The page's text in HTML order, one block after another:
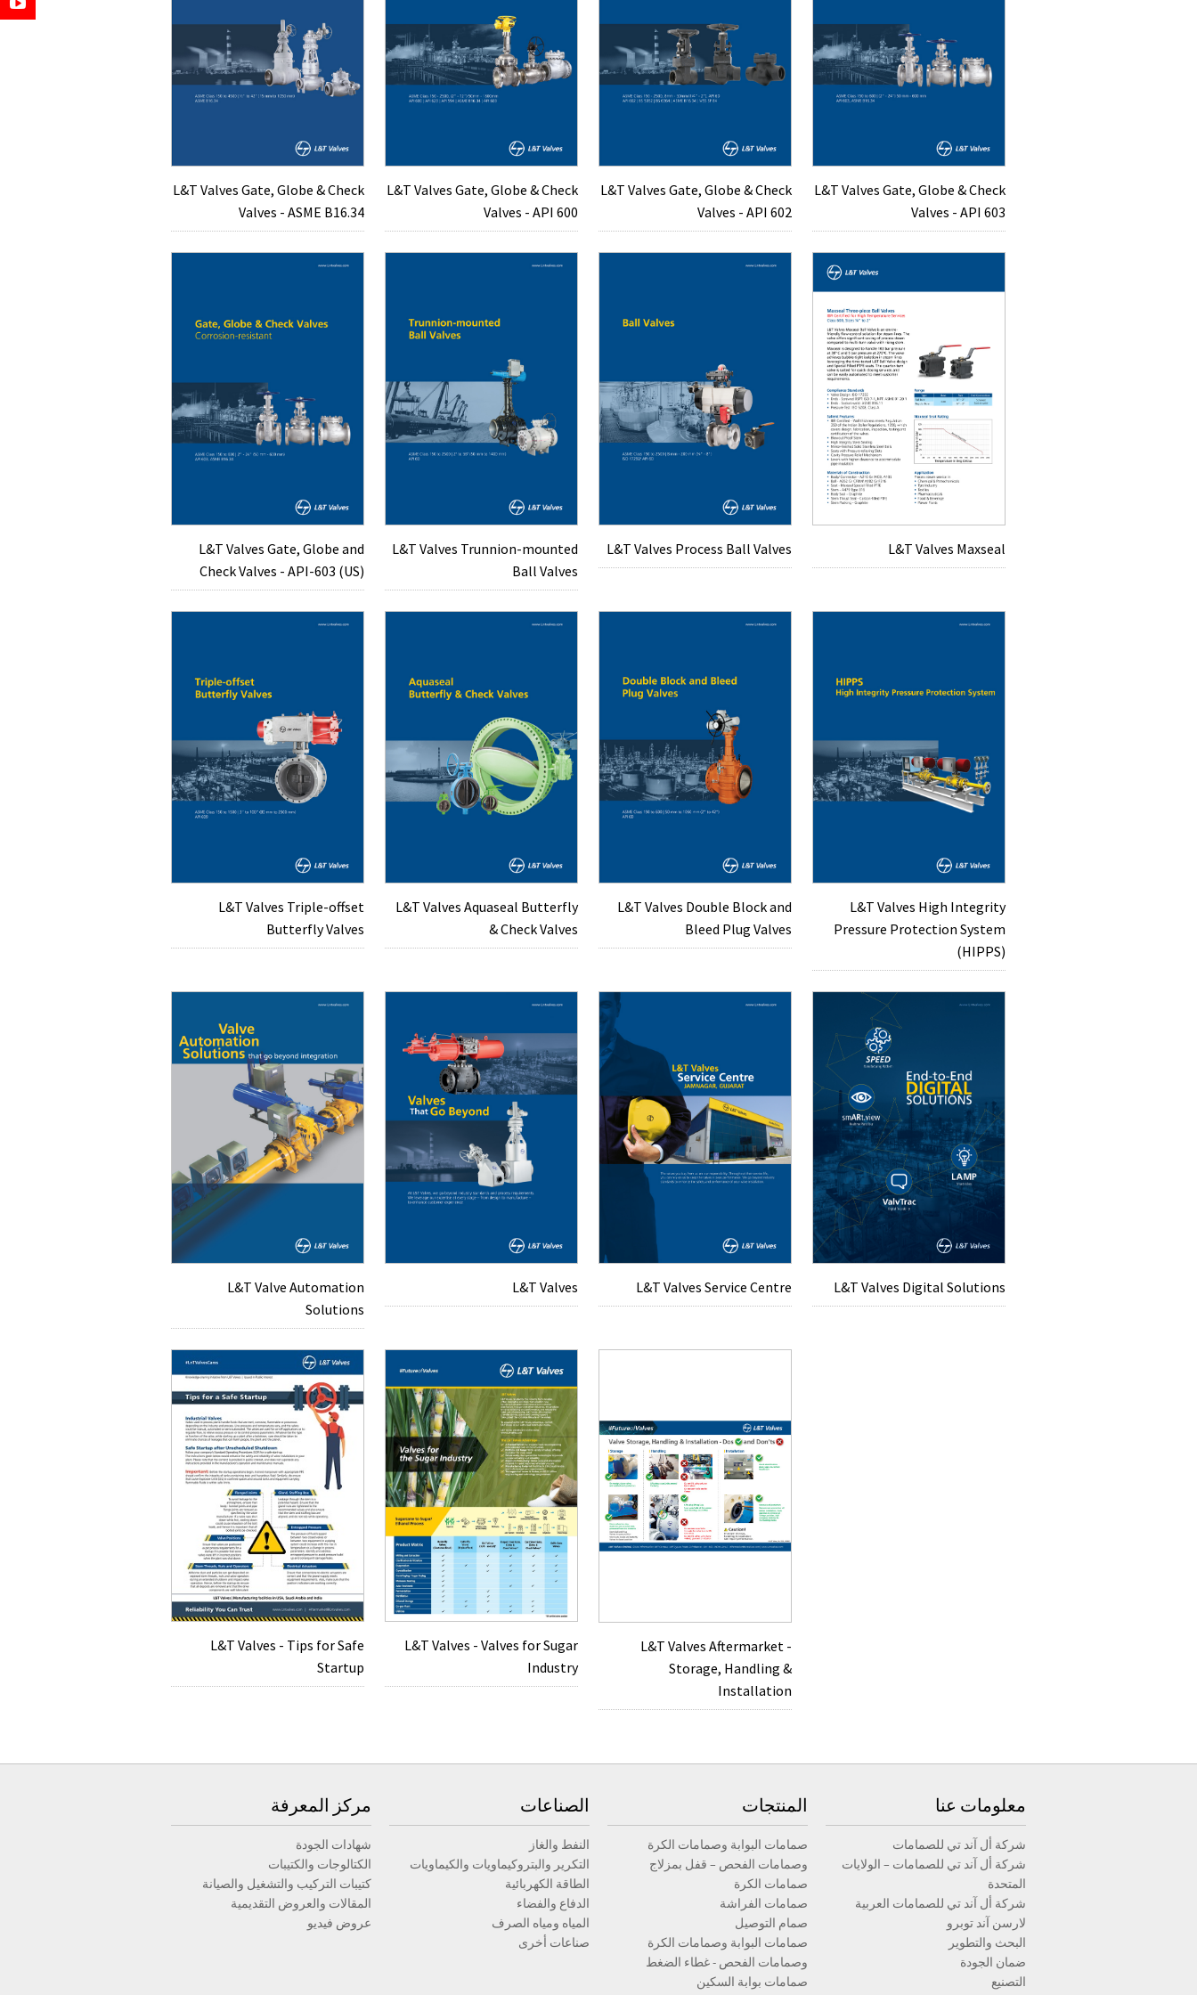
L&T Valves Gate, Globe & Check
Valves - ASME B16.34
L&T Valves Gate, Globe & Check
Valves - API 600
L&T Valves Gate, Globe & Check
Valves - API 602
L&T Valves Gate, Globe & Check
Valves - API 603
L&T Valves Gate, Globe and
Check Valves - API-603 (US)
L&T Valves Trunnion-mounted
Ball Valves
L&T Valves Process Ball Valves L&T Valves Maxseal
L&T Valves Triple-offset
Butterfly Valves
L&T Valves Aquaseal Butterfly
& Check Valves
L&T Valves Double Block and
Bleed Plug Valves
L&T Valves High Integrity
Pressure Protection System
(HIPPS)
L&T Valve Automation
Solutions
L&T Valves L&T Valves Service Centre L&T Valves Digital Solutions
L&T Valves - Tips for Safe
Startup
L&T Valves - Valves for Sugar
Industry
L&T Valves Aftermarket -
Storage, Handling &
Installation
معلومات عنا
شركة أل آند تي للصمامات
شركة أل آند تي للصمامات – الولايات
المتحدة
شركة أل آند تي للصمامات العربية
لارسن آند توبرو
البحث والتطوير
ضمان الجودة
التصنيع
المنتجات
صمامات البوابة وصمامات الكرة
وصمامات الفحص – قفل بمزلاج
صمامات الكرة
صمامات الفراشة
صمام التوصيل
صمامات البوابة وصمامات الكرة
وصمامات الفحص - غطاء الضغط
صمامات بوابة السكين
الصناعات
النفط والغاز
التكرير والبتروكيماويات والكيماويات
الطاقة الكهربائية
الدفاع والفضاء
المياه ومياه الصرف
صناعات أخرى
مركز المعرفة
شهادات الجودة
الكتالوجات والكتيبات
كتيبات التركيب والتشغيل والصيانة
المقالات والعروض التقديمية
عروض فيديو